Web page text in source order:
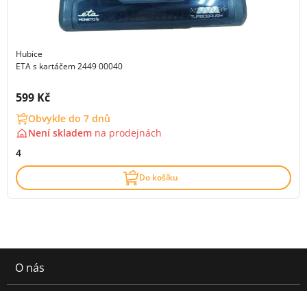
Hubice
ETA s kartáčem 2449 00040
Cena s DPH:
599 Kč
Obvykle do 7 dnů
Není skladem na prodejnách
4
Do košíku
O nás